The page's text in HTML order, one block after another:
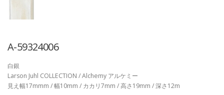
A-59324006
白銀
Larson Juhl COLLECTION / Alchemy アルケミー
見え幅17mmm / 幅10mm / カカリ7mm / 高さ19mm / 深さ12m